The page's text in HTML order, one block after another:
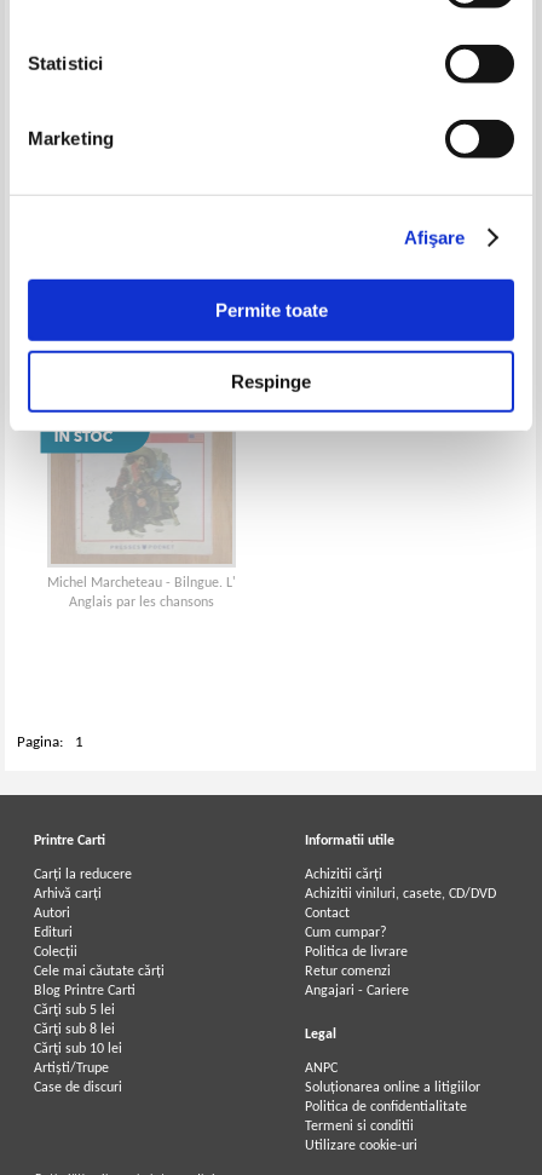
Statistici
Marketing
Afişare
Permite toate
Respinge
rapida
comerciala in 40 de lectii
Michel Marcheteau - Bilngue. L'
Anglais par les chansons
Pagina: 1
Printre Carti
Carți la reducere
Arhivă carți
Autori
Edituri
Colecții
Cele mai căutate cărți
Blog Printre Carti
Cărţi sub 5 lei
Cărţi sub 8 lei
Cărţi sub 10 lei
Artiști/Trupe
Case de discuri
Informatii utile
Achizitii cărți
Achizitii viniluri, casete, CD/DVD
Contact
Cum cumpar?
Politica de livrare
Retur comenzi
Angajari - Cariere
Legal
ANPC
Soluționarea online a litigiilor
Politica de confidentialitate
Termeni si conditii
Utilizare cookie-uri